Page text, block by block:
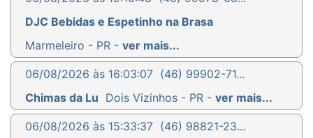
DJC Bebidas e Espetinho na Brasa
Marmeleiro - PR - ver mais...
06/08/2026 às 16:03:07 (46) 99902-71...
Chimas da Lu Dois Vizinhos - PR - ver mais...
06/08/2026 às 15:33:37 (46) 98821-23...